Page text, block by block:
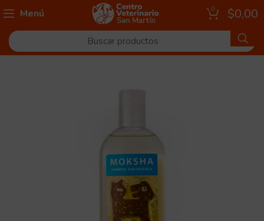
Menú 0 $0,00